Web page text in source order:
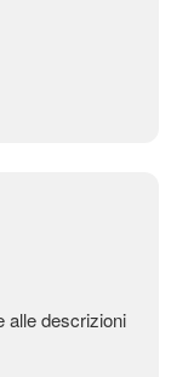
alle descrizioni